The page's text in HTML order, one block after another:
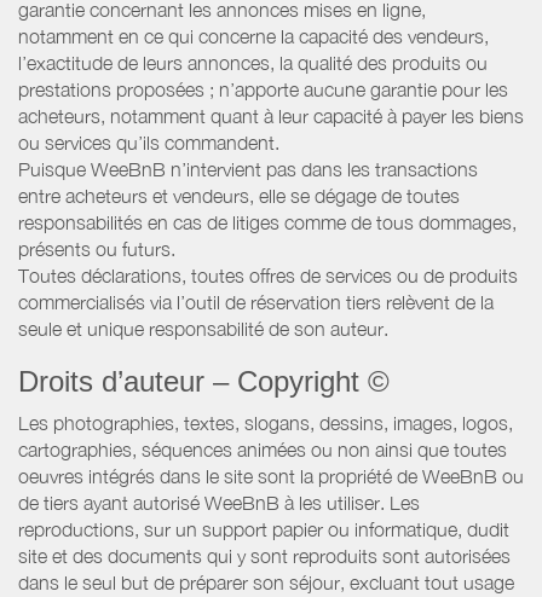
garantie concernant les annonces mises en ligne,
notamment en ce qui concerne la capacité des vendeurs,
l’exactitude de leurs annonces, la qualité des produits ou
prestations proposées ; n’apporte aucune garantie pour les
acheteurs, notamment quant à leur capacité à payer les biens
ou services qu’ils commandent.
Puisque WeeBnB n’intervient pas dans les transactions
entre acheteurs et vendeurs, elle se dégage de toutes
responsabilités en cas de litiges comme de tous dommages,
présents ou futurs.
Toutes déclarations, toutes offres de services ou de produits
commercialisés via l’outil de réservation tiers relèvent de la
seule et unique responsabilité de son auteur.
Droits d’auteur – Copyright ©
Les photographies, textes, slogans, dessins, images, logos,
cartographies, séquences animées ou non ainsi que toutes
oeuvres intégrés dans le site sont la propriété de WeeBnB ou
de tiers ayant autorisé WeeBnB à les utiliser. Les
reproductions, sur un support papier ou informatique, dudit
site et des documents qui y sont reproduits sont autorisées
dans le seul but de préparer son séjour, excluant tout usage